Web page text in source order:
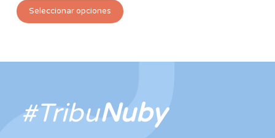
Seleccionar opciones
producto
variantes.
se
pueden
#TribuNuby